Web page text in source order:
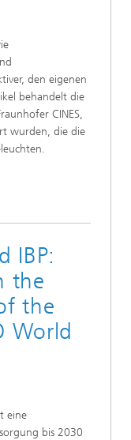
den eigenen
behandelt die
CINES,
wurden, die die
IBP:
the
the
World
eine
bis 2030